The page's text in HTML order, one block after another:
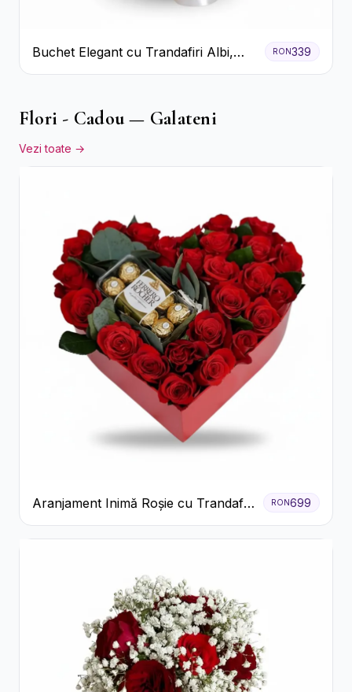
Buchet Elegant cu Trandafiri Albi,
Hortensie și Crizanteme Crem
RON339
Flori - Cadou — Galateni
Vezi toate →
Aranjament Inimă Roșie cu Trandafiri
și Ferrero Rocher Premium
RON699